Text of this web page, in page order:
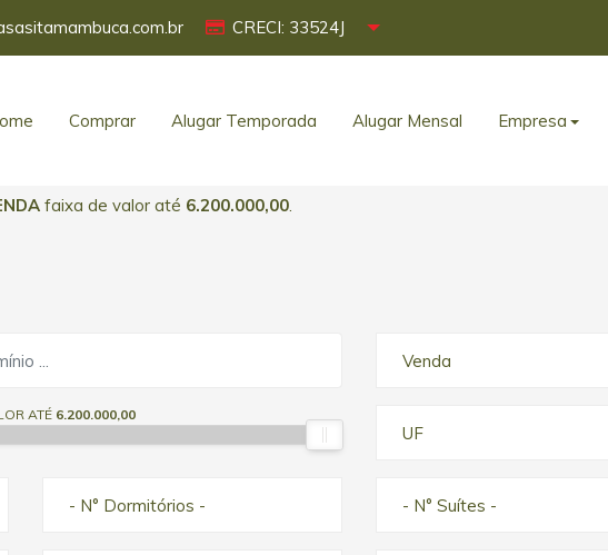
CRECI: 33524J
Comprar Alugar Temporada Alugar Mensal Empresa
faixa de valor até 6.200.000,00.
Venda
ATÉ 6.200.000,00
UF
- N° Dormitórios - - N° Suítes -